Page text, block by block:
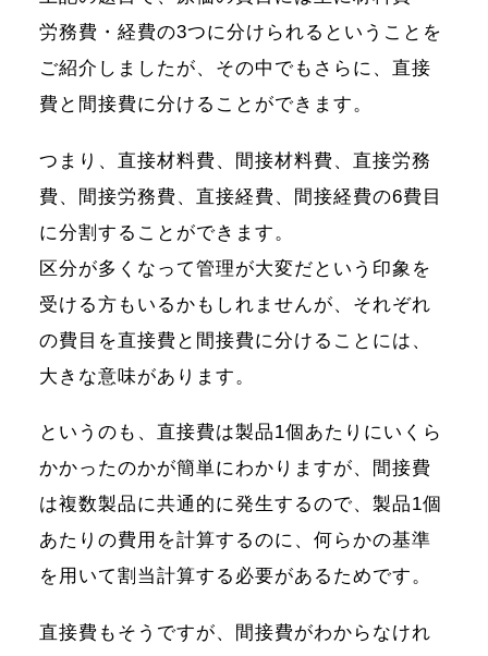
労務費・経費の3つに分けられるということを
ご紹介しましたが、その中でもさらに、直接
費と間接費に分けることができます。
つまり、直接材料費、間接材料費、直接労務
費、間接労務費、直接経費、間接経費の6費目
に分割することができます。
区分が多くなって管理が大変だという印象を
受ける方もいるかもしれませんが、それぞれ
の費目を直接費と間接費に分けることには、
大きな意味があります。
というのも、直接費は製品1個あたりにいくら
かかったのかが簡単にわかりますが、間接費
は複数製品に共通的に発生するので、製品1個
あたりの費用を計算するのに、何らかの基準
を用いて割当計算する必要があるためです。
直接費もそうですが、間接費がわからなけれ